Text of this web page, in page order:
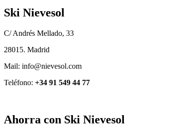
Ski Nievesol
C/ Andrés Mellado, 33
28015. Madrid
Mail: info@nievesol.com
Teléfono: +34 91 549 44 77
Ahorra con Ski Nievesol